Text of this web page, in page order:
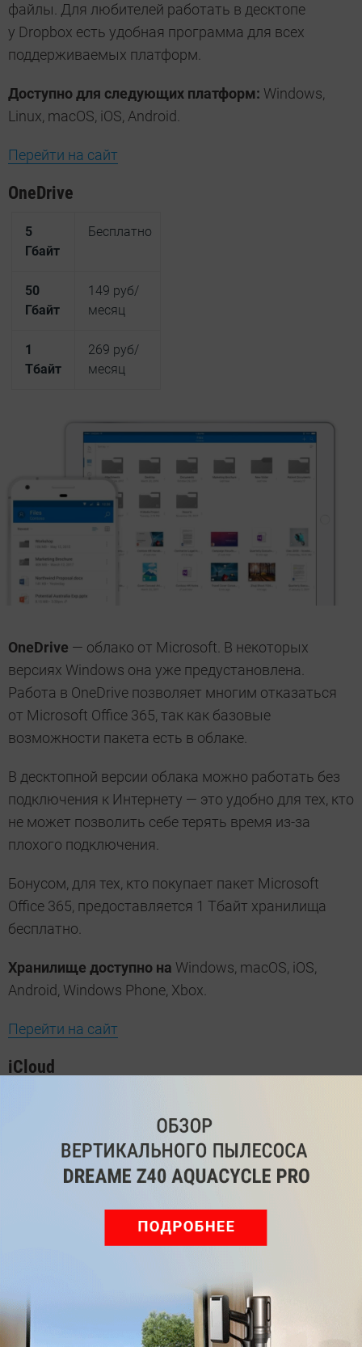
файлы. Для любителей работать в десктопе
у Dropboх есть удобная программа для всех
поддерживаемых платформ.
Доступно для следующих платформ: Windows,
Linux, macOS, iOS, Android.
Перейти на сайт
OneDrive
5
Гбайт
Бесплатно
50
Гбайт
149 руб/
месяц
1
Тбайт
269 руб/
месяц
OneDrive — облако от Microsoft. В некоторых
версиях Windows она уже предустановлена.
Работа в OneDrive позволяет многим отказаться
от Microsoft Office 365, так как базовые
возможности пакета есть в облаке.
В десктопной версии облака можно работать без
подключения к Интернету — это удобно для тех, кто
не может позволить себе терять время из-за
плохого подключения.
Бонусом, для тех, кто покупает пакет Microsoft
Office 365, предоставляется 1 Тбайт хранилища
бесплатно.
Хранилище доступно на Windows, macOS, iOS,
Android, Windows Phone, Xbox.
Перейти на сайт
iCloud
59 руб/
месяц
месяц